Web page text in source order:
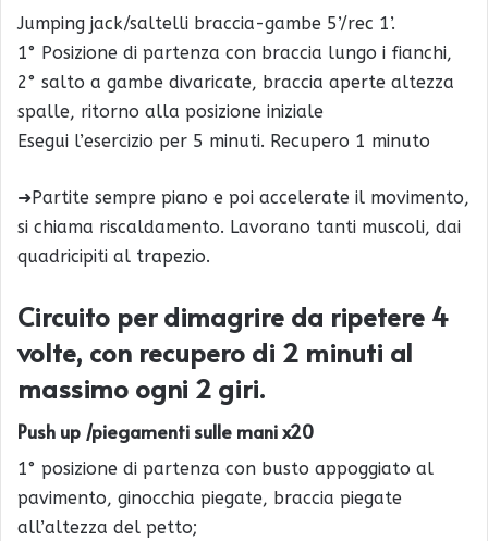
Jumping jack/saltelli braccia-gambe 5’/rec 1’.
1° Posizione di partenza con braccia lungo i fianchi,
2° salto a gambe divaricate, braccia aperte altezza
spalle, ritorno alla posizione iniziale
Esegui l’esercizio per 5 minuti. Recupero 1 minuto
➜Partite sempre piano e poi accelerate il movimento,
si chiama riscaldamento. Lavorano tanti muscoli, dai
quadricipiti al trapezio.
Circuito per dimagrire da ripetere 4
volte, con recupero di 2 minuti al
massimo ogni 2 giri.
Push up /piegamenti sulle mani x20
1° posizione di partenza con busto appoggiato al
pavimento, ginocchia piegate, braccia piegate
all’altezza del petto;